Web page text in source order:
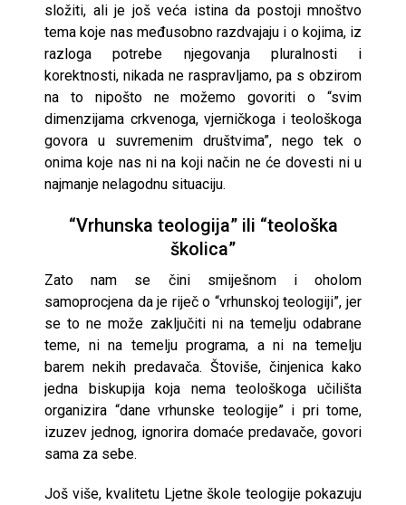
složiti, ali je još veća istina da postoji mnoštvo
tema koje nas međusobno razdvajaju i o kojima, iz
razloga potrebe njegovanja pluralnosti i
korektnosti, nikada ne raspravljamo, pa s obzirom
na to nipošto ne možemo govoriti o “svim
dimenzijama crkvenoga, vjerničkoga i teološkoga
govora u suvremenim društvima”, nego tek o
onima koje nas ni na koji način ne će dovesti ni u
najmanje nelagodnu situaciju.
“Vrhunska teologija” ili “teološka
školica”
Zato nam se čini smiješnom i oholom
samoprocjena da je riječ o “vrhunskoj teologiji”, jer
se to ne može zaključiti ni na temelju odabrane
teme, ni na temelju programa, a ni na temelju
barem nekih predavača. Štoviše, činjenica kako
jedna biskupija koja nema teološkoga učilišta
organizira “dane vrhunske teologije” i pri tome,
izuzev jednog, ignorira domaće predavače, govori
sama za sebe.
Još više, kvalitetu Ljetne škole teologije pokazuju